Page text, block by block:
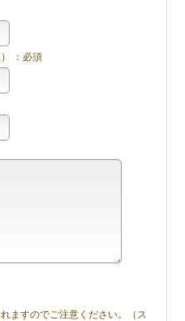
：必須
ますのでご注意ください。（ス